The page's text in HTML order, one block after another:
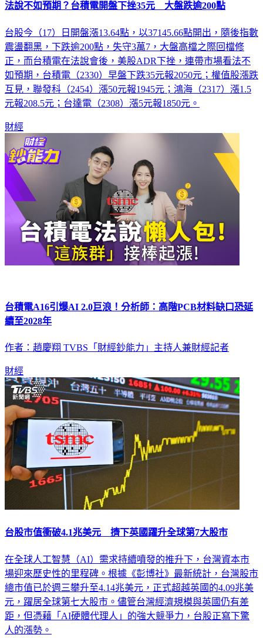
法說不如預期？台積電開盤下挫35元 大盤跌逾200點
台股今（17）日開盤漲13.64點，以37145.66點開出，隨後指數
震盪翻黑，下跌逾200點，失守3萬7，大盤高檔之際回檔修
正，而台積電在法說會後，美股ADR下挫，連帶市場看法不
如預期，台積電（2330）早盤下跌35元報2050元；權值股漲跌
互見，聯發科（2454）漲50元報1945元；鴻海（2317）漲1.5
元報208.5元；台達電（2308）漲5元報1850元。
財經
台積電A16引爆AI 2.0巨浪！分析師：高階PCB材料缺口恐延
續至2028年
作者：趙慶翔 TVBS「財經鈔能力」主持人兼財經記者
財經
台股市值衝破4.1兆美元 擠下英國躍升全球第7大股市
在全球人工智慧（AI）需求持續噴發的推升下，台灣資本市
場迎來歷史性的里程碑。根據《彭博社》最新統計，台灣股市
總市值已於週三攀升至4.14兆美元，正式超越英國的4.09兆美
元，躍居全球第七大股市。儘管台灣經濟規模與英國仍有差
距，但憑藉「AI硬體代理人」的強大競爭力，台股正寫下驚
人的漲勢。